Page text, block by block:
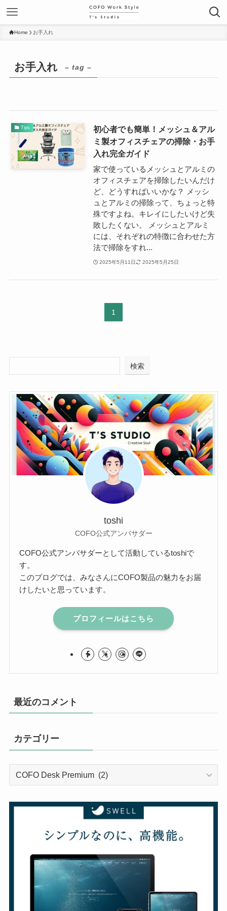
Home お手入れ
お手入れ – tag –
Tips
初心者でも簡単！メッシュ＆アル
ミ製オフィスチェアの掃除・お手
入れ完全ガイド
家で使っているメッシュとアルミの
オフィスチェアを掃除したいんだけ
ど、どうすればいいかな？ メッシ
ュとアルミの掃除って、ちょっと特
殊ですよね。キレイにしたいけど失
敗したくない。 メッシュとアルミ
には、それぞれの特徴に合わせた方
法で掃除をすれ...
2025年5月11日 2025年5月25日
1
検索
toshi
COFO公式アンバサダー
COFO公式アンバサダーとして活動しているtoshiで
す。
このブログでは、みなさんにCOFO製品の魅力をお届
けしたいと思っています。
プロフィールはこちら
最近のコメント
カテゴリー
リ